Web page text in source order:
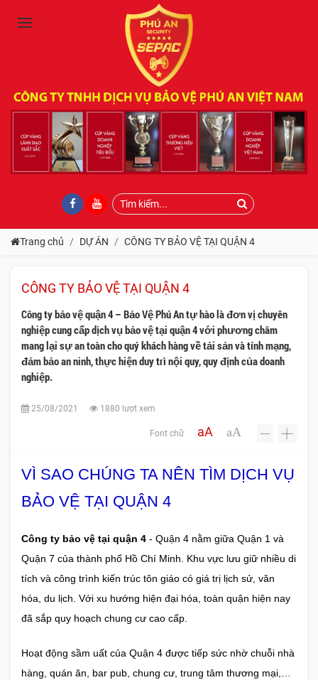
Trang chủ DỰ ÁN CÔNG TY BẢO VỆ TẠI QUẬN 4
CÔNG TY BẢO VỆ TẠI QUẬN 4
Công ty bảo vệ quận 4 – Bảo Vệ Phú An tự hào là đơn vị chuyên
nghiệp cung cấp dịch vụ bảo vệ tại quận 4 với phương châm
mang lại sự an toàn cho quý khách hàng về tải sản và tính mạng,
đảm bảo an ninh, thực hiện duy trì nội quy, quy định của doanh
nghiệp.
25/08/2021 1880 lượt xem
Font chữ aA aA - +
VÌ SAO CHÚNG TA NÊN TÌM DỊCH VỤ
BẢO VỆ TẠI QUẬN 4
Công ty bảo vệ tại quận 4 - Quận 4 nằm giữa Quận 1 và
Quận 7 của thành phố Hồ Chí Minh. Khu vực lưu giữ nhiều di
tích và công trình kiến trúc tôn giáo có giá trị lịch sử, văn
hóa, du lịch. Với xu hướng hiện đại hóa, toàn quận hiện nay
đã sắp quy hoạch chung cư cao cấp.
Hoạt động sầm uất của Quận 4 được tiếp sức nhờ chuỗi nhà
hàng, quán ăn, bar pub, chung cư, trung tâm thương mại,…